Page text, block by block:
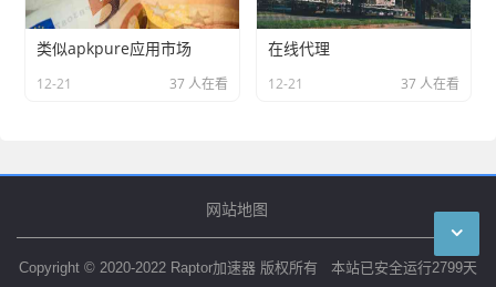
类似apkpure应用市场
12-21 37 人在看
在线代理
12-21 37 人在看
网站地图
Copyright © 2020-2022 Raptor加速器 版权所有 本站已安全运行2799天